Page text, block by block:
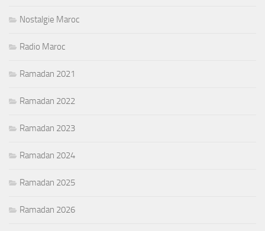
Nostalgie Maroc
Radio Maroc
Ramadan 2021
Ramadan 2022
Ramadan 2023
Ramadan 2024
Ramadan 2025
Ramadan 2026